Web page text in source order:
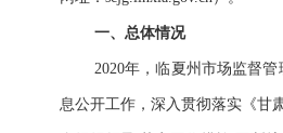
一、总体情况
2020年，临夏州市场监督管
息公开工作，深入贯彻落实 《甘